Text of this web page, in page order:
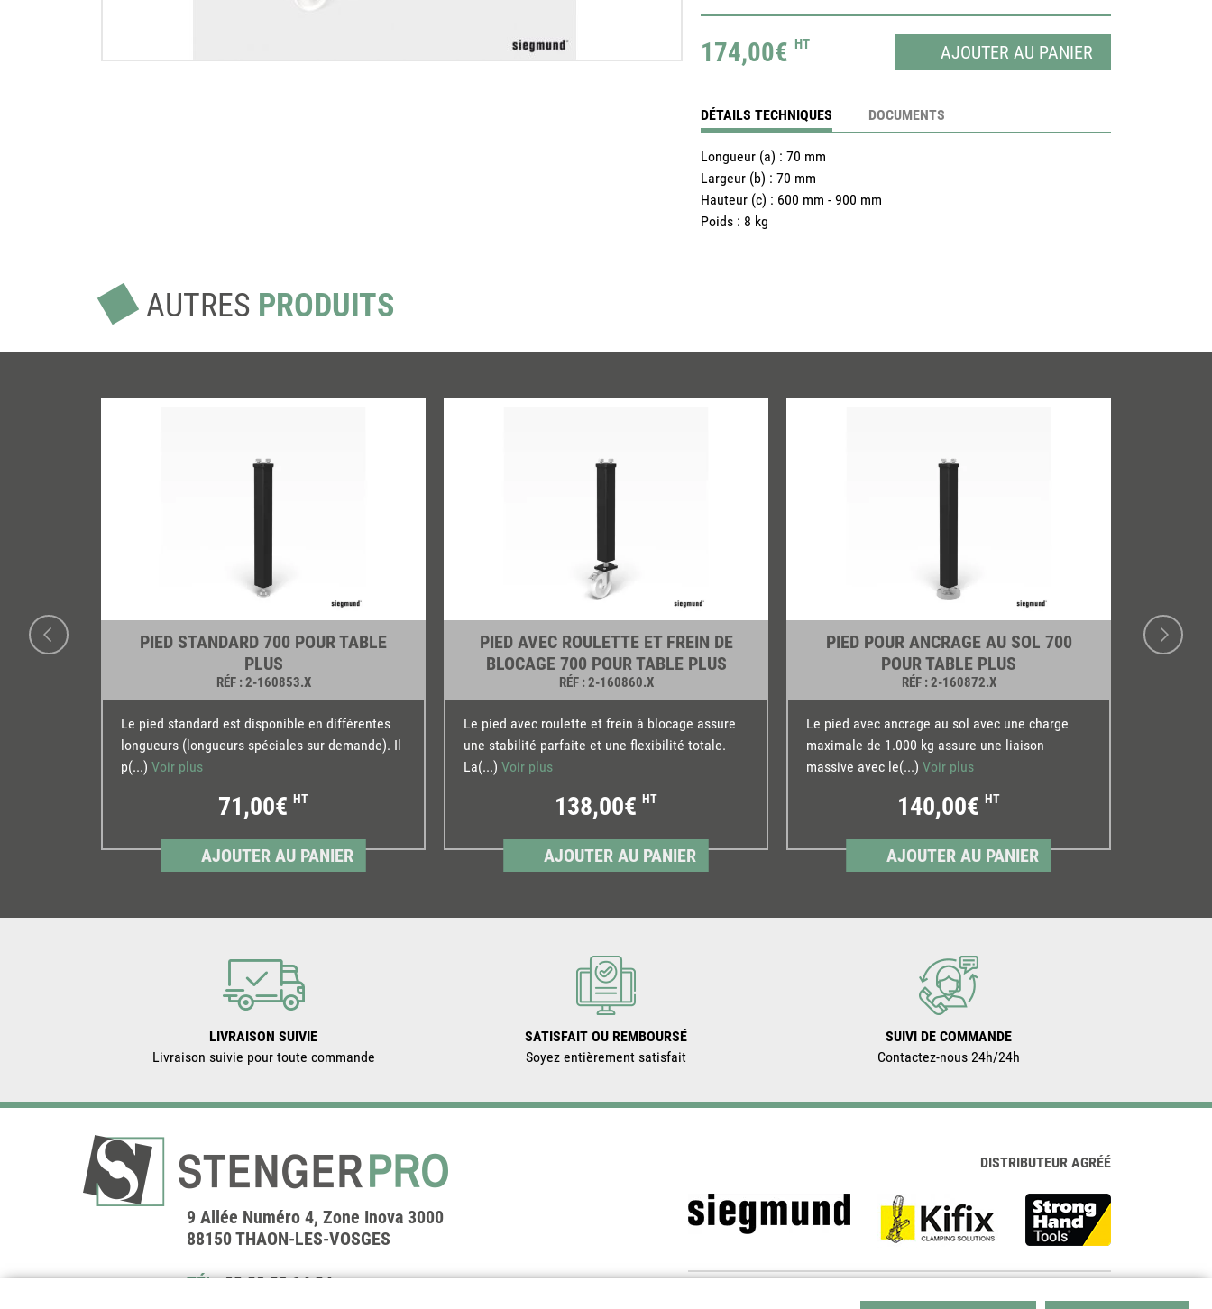
174,00€ HT AJOUTER AU PANIER
DÉTAILS TECHNIQUES DOCUMENTS
Longueur (a) : 70 mm
Largeur (b) : 70 mm
Hauteur (c) : 600 mm - 900 mm
Poids : 8 kg
AUTRES PRODUITS
PIED STANDARD 700 POUR TABLE
PLUS
RÉF: 2-160853.X
Le pied standard est disponible en différentes
longueurs (longueurs spéciales sur demande). Il
p(...) Voir plus
71,00€ HT
AJOUTER AU PANIER
PIED AVEC ROULETTE ET FREIN DE
BLOCAGE 700 POUR TABLE PLUS
RÉF: 2-160860.X
Le pied avec roulette et frein à blocage assure
une stabilité parfaite et une flexibilité totale.
La(...) Voir plus
138,00€ HT
AJOUTER AU PANIER
PIED POUR ANCRAGE AU SOL 700
POUR TABLE PLUS
RÉF: 2-160872.X
Le pied avec ancrage au sol avec une charge
maximale de 1.000 kg assure une liaison
massive avec le(...) Voir plus
140,00€ HT
AJOUTER AU PANIER
LIVRAISON SUIVIE
Livraison suivie pour toute commande
SATISFAIT OU REMBOURSÉ
Soyez entièrement satisfait
SUIVI DE COMMANDE
Contactez-nous 24h/24h
9 Allée Numéro 4, Zone Inova 3000
88150 THAON-LES-VOSGES
TÉL.03 29 29 14 24
DISTRIBUTEUR AGRÉÉ